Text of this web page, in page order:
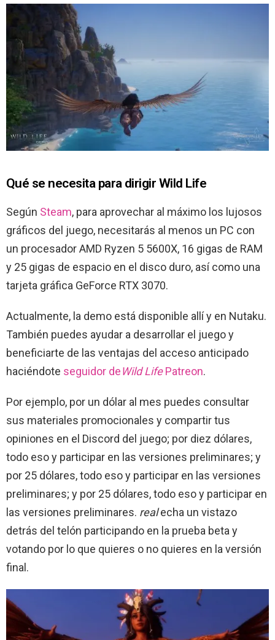
Qué se necesita para dirigir Wild Life
Según Steam, para aprovechar al máximo los lujosos
gráficos del juego, necesitarás al menos un PC con
un procesador AMD Ryzen 5 5600X, 16 gigas de RAM
y 25 gigas de espacio en el disco duro, así como una
tarjeta gráfica GeForce RTX 3070.
Actualmente, la demo está disponible allí y en Nutaku.
También puedes ayudar a desarrollar el juego y
beneficiarte de las ventajas del acceso anticipado
haciéndote seguidor deWild LifePatreon.
Por ejemplo, por un dólar al mes puedes consultar
sus materiales promocionales y compartir tus
opiniones en el Discord del juego; por diez dólares,
todo eso y participar en las versiones preliminares; y
por 25 dólares, todo eso y participar en las versiones
preliminares; y por 25 dólares, todo eso y participar en
las versiones preliminares. realecha un vistazo
detrás del telón participando en la prueba beta y
votando por lo que quieres o no quieres en la versión
final.